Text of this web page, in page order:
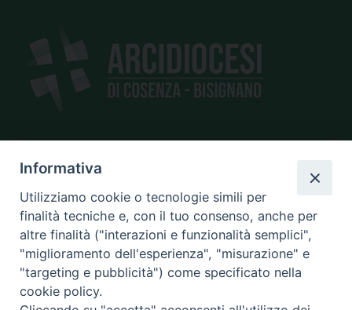
SEDE
piazza Giano Parrasio, 16
87100 Cosenza
CONTATTI
Informativa
Utilizziamo cookie o tecnologie simili per
finalità tecniche e, con il tuo consenso, anche per
altre finalità ("interazioni e funzionalità semplici",
"miglioramento dell'esperienza", "misurazione" e
"targeting e pubblicità") come specificato nella
cookie policy.